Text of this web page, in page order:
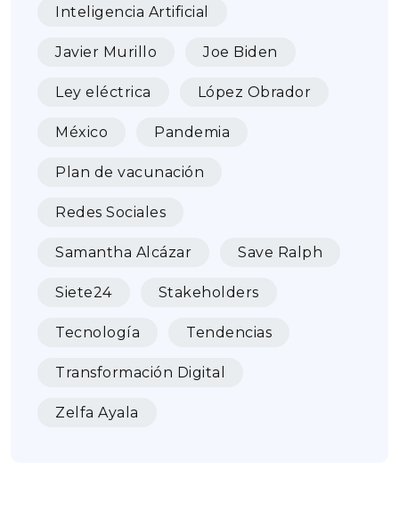
Inteligencia Artificial
Javier Murillo Joe Biden
Ley eléctrica López Obrador
México Pandemia
Plan de vacunación
Redes Sociales
Samantha Alcázar Save Ralph
Siete24 Stakeholders
Tecnología Tendencias
Transformación Digital
Zelfa Ayala